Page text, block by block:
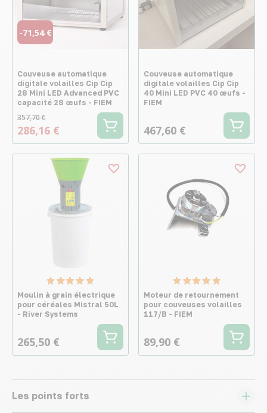
-71,54 €
Couveuse automatique
digitale volailles Cip Cip
28 Mini LED Advanced PVC
capacité 28 œufs - FIEM
357,70 €
286,16 €
Couveuse automatique
digitale volailles Cip Cip
40 Mini LED PVC 40 œufs -
FIEM
467,60 €
Moulin à grain électrique
pour céréales Mistral 50L
- River Systems
265,50 €
Moteur de retournement
pour couveuses volailles
117/B - FIEM
89,90 €
Les points forts